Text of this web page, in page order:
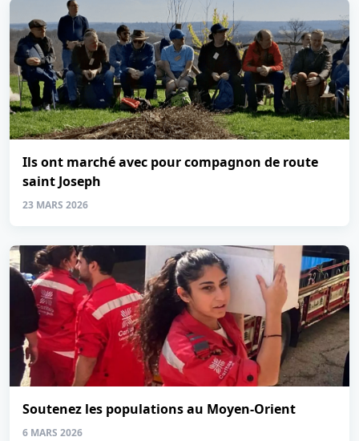
Ils ont marché avec pour compagnon de route
saint Joseph
23 MARS 2026
Soutenez les populations au Moyen-Orient
6 MARS 2026